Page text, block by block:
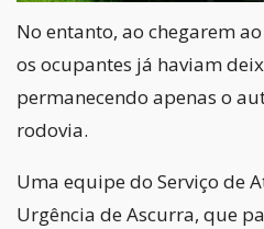
No entanto, ao chegarem
os ocupantes já haviam
permanecendo apenas o
rodovia.
Uma equipe do Serviço de
Urgência de Ascurra, que